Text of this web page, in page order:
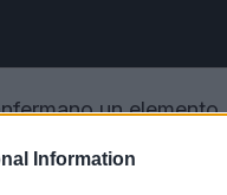
Information
un elemento
accessorio ha
sua versatilità e al suo